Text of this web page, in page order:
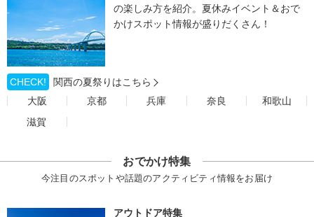
の楽しみ方を紹介。夏休みイベント＆おで
かけスポット情報が盛りだくさん！
CHECK!
関西の夏祭りはこちら
大阪
京都 兵庫 奈良
和歌山
滋賀
おでかけ特集
今注目のスポットや話題のアクティビティ情報をお届け
アウトドア特集